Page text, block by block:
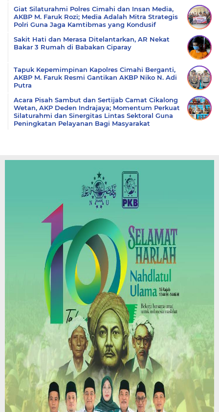
Giat Silaturahmi Polres Cimahi dan Insan Media,
AKBP M. Faruk Rozi; Media Adalah Mitra Strategis
Polri Guna Jaga Kamtibmas yang Kondusif
Sakit Hati dan Merasa Ditelantarkan, AR Nekat
Bakar 3 Rumah di Babakan Ciparay
Tapuk Kepemimpinan Kapolres Cimahi Berganti,
AKBP M. Faruk Resmi Gantikan AKBP Niko N. Adi
Putra
Acara Pisah Sambut dan Sertijab Camat Cikalong
Wetan, AKP Deden Indrajaya; Momentum Perkuat
Silaturahmi dan Sinergitas Lintas Sektoral Guna
Peningkatan Pelayanan Bagi Masyarakat